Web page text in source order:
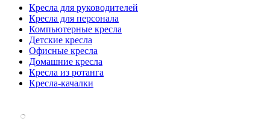
Кресла для руководителей
Кресла для персонала
Компьютерные кресла
Детские кресла
Офисные кресла
Домашние кресла
Кресла из ротанга
Кресла-качалки